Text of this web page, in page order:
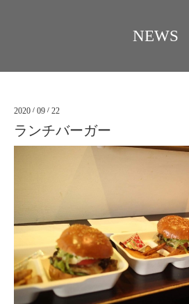
NEWS
2020 / 09 / 22
ランチバーガー